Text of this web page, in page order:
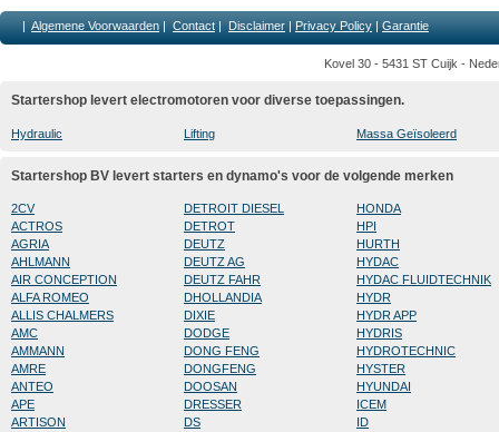
| Algemene Voorwaarden | Contact | Disclaimer | Privacy Policy | Garantie
Kovel 30 - 5431 ST Cuijk -
Startershop levert electromotoren voor diverse toepassingen.
Hydraulic Lifting Massa Geïsoleerd
Startershop BV levert starters en dynamo's voor de volgende merken
2CV
ACTROS
AGRIA
AHLMANN
AIR CONCEPTION
ALFA ROMEO
ALLIS CHALMERS
AMC
AMMANN
AMRE
ANTEO
APE
ARTISON
DETROIT DIESEL
DETROT
DEUTZ
DEUTZ AG
DEUTZ FAHR
DHOLLANDIA
DIXIE
DODGE
DONG FENG
DONGFENG
DOOSAN
DRESSER
DS
HONDA
HPI
HURTH
HYDAC
HYDAC FLUIDTECHNIK
HYDR
HYDR APP
HYDRIS
HYDROTECHNIC
HYSTER
HYUNDAI
ICEM
ID